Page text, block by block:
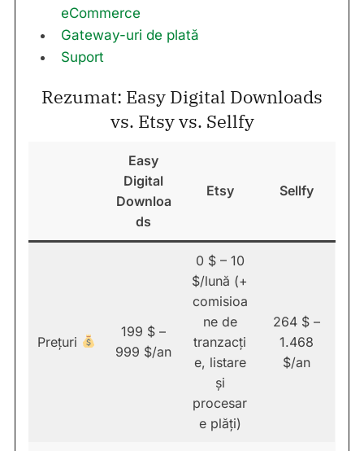
eCommerce
Gateway-uri de plată
Suport
Rezumat: Easy Digital Downloads
vs. Etsy vs. Sellfy
Easy
Digital
Downloa
ds
Etsy Sellfy
Prețuri
199 $ –
999 $/an
0 $ – 10
$/lună (+
comisioa
ne de
tranzacți
e, listare
și
procesar
e plăți)
264 $ –
1.468
$/an